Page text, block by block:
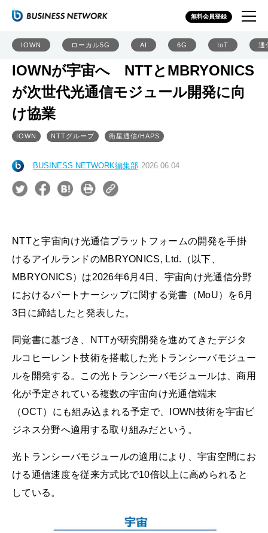
無料会員登録
IOWN ローカル5G AI 6G IoT 通
IOWNが宇宙へ NTTとMBRYONICS
が次世代光通信モジュール開発に向
け協業
IOWN NTTグループ 衛星通信/HAPS
BUSINESS NETWORK編集部 2026.06.04
NTTと宇宙向け光通信プラットフォームの開発を手掛
けるアイルランドのMBRYONICS, Ltd.（以下、
MBRYONICS）は2026年6月4日、宇宙向け光通信分野
におけるパートナーシップに関する覚書（MoU）を6月
3日に締結したと発表した。
同覚書に基づき、NTTが研究開発を進めてきたデジタ
ルコヒーレント技術を搭載した光トランシーバモジュー
ルを開発する。この光トランシーバモジュールは、商用
化が予定されている複数の宇宙向け光通信端末
（OCT）にも組み込まれる予定で、IOWN技術を宇宙ビ
ジネス分野へ適用する取り組みだという。
光トランシーバモジュールの適用により、宇宙空間にお
ける通信速度を従来方式比で10倍以上に高められると
している。